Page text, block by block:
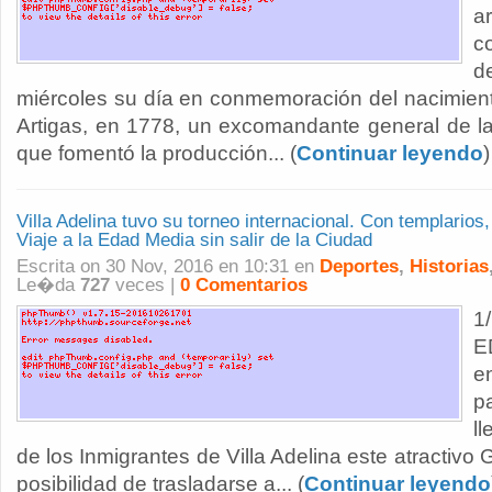
miércoles su día en conmemoración del
Artigas, en 1778, un excomandante general de
que fomentó la producción... (Continuar leyendo)
Villa Adelina tuvo su torneo internacional. Con
Viaje a la Edad Media sin salir de la Ciudad
Escrita on 30 Nov, 2016 en 10:31 en Deportes, Historias
Le�da 727 veces | 0 Comentarios
de los Inmigrantes de Villa Adelina este atractivo
posibilidad de trasladarse a... (Continuar leyendo